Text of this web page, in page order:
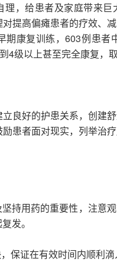
，给患者及家庭带来
提高偏瘫患者的疗效、
康复训练，603例患者
级以上甚至完全康复，取
良好的护患关系，创建
患者面对现实，列举治
持用药的重要性，注意
发。
保证在有效时间内顺利